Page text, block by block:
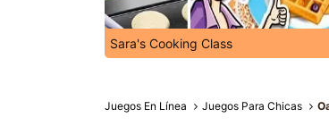
Sara's Cooking Class
Juegos En Línea Juegos Para Chicas